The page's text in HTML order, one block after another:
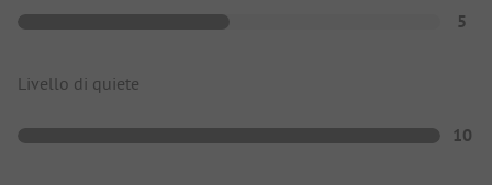
5
Livello di quiete
10